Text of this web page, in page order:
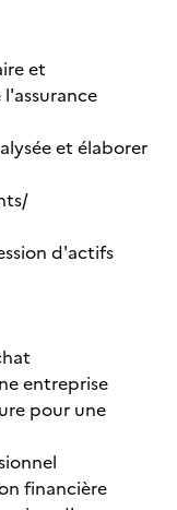
et
et élaborer
d'actifs
entreprise
pour une
financière